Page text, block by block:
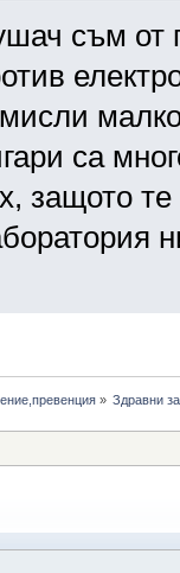
съм от
са
защото
» Здравни